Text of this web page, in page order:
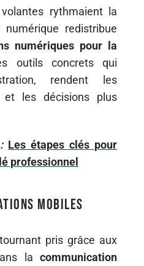
rythmaient la
numérique redistribue
numériques pour la
outils concrets qui
rendent les
et les décisions plus
Les étapes clés pour
professionnel
mobiles
pris grâce aux
la communication